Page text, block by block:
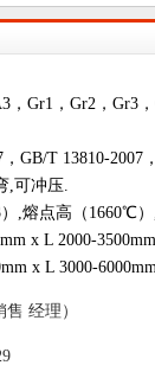
，Gr1，Gr2，Gr3
GB/T 13810-2007
,可冲压.
,熔点高（1660℃
mm x L 2000-3500mm
x L 3000-
经理）